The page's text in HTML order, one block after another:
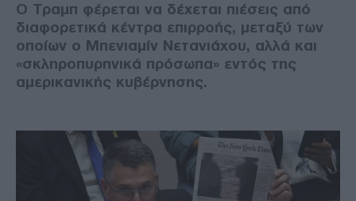
Ο Τραμπ φέρεται να δέχεται πιέσεις από
διαφορετικά κέντρα επιρροής, μεταξύ των
οποίων ο Μπενιαμίν Νετανιάχου, αλλά και
«σκληροπυρηνικά πρόσωπα» εντός της
αμερικανικής κυβέρνησης.